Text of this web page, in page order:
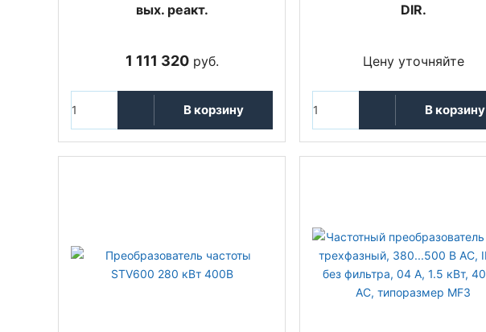
вых. реакт.
1 111 320руб.
В корзину
DIR.
Цену уточняйте
В корзину